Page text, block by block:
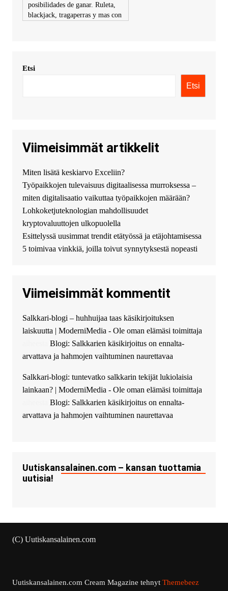
posibilidades de ganar. Ruleta,
blackjack, tragaperras y mas con
KimonicRisse :
купить хавал джулиан -
http://jolion-ufa1.ru/
Появился вопрос про срочно
взять деньги? Предлагаем
безопасный источник
финансовой помощи. Вы
можете получить
финансирование в долг без
избыточных вопросов и
документов? Тогда обратитесь
guest_4889 :Cmon Suomi 👏
The Admin: High five! You’ve
successfully installed Simple
Ajax Chat.
Etsi
Etsi
Viimeisimmät artikkelit
Miten lisätä keskiarvo Exceliin?
Työpaikkojen tulevaisuus digitaalisessa murroksessa –
miten digitalisaatio vaikuttaa työpaikkojen määrään?
Lohkoketjuteknologian mahdollisuudet
kryptovaluuttojen ulkopuolella
Esittelyssä uusimmat trendit etätyössä ja etäjohtamisessa
5 toimivaa vinkkiä, joilla toivut synnytyksestä nopeasti
Viimeisimmät kommentit
Salkkari-blogi – huhhuijaa taas käsikirjoituksen
laiskuutta | ModerniMedia - Ole oman elämäsi toimittaja
Blogi: Salkkarien käsikirjoitus on ennalta-
arvattava ja hahmojen vaihtuminen naurettavaa
Salkkari-blogi: tuntevatko salkkarin tekijät lukiolaisia
lainkaan? | ModerniMedia - Ole oman elämäsi toimittaja
Blogi: Salkkarien käsikirjoitus on ennalta-
arvattava ja hahmojen vaihtuminen naurettavaa
Uutiskansalainen.com – kansan tuottamia
uutisia!
(C) Uutiskansalainen.com
Uutiskansalainen.com Cream Magazine tehnyt Themebeez